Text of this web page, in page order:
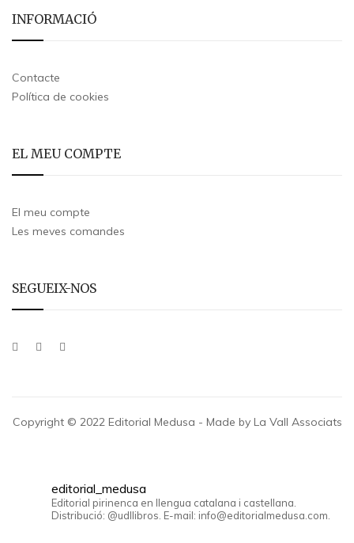
INFORMACIÓ
Contacte
Política de cookies
EL MEU COMPTE
El meu compte
Les meves comandes
SEGUEIX-NOS
Copyright © 2022 Editorial Medusa - Made by La Vall Associats
editorial_medusa
Editorial pirinenca en llengua catalana i castellana.
Distribució: @udllibros. E-mail: info@editorialmedusa.com.